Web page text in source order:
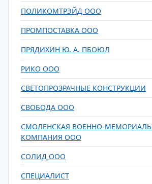
ПОЛИКОМТРЭЙД ООО
ПРОМПОСТАВКА ООО
ПРЯДИХИН Ю. А. ПБОЮЛ
РИКО ООО
СВЕТОПРОЗРАЧНЫЕ КОНСТРУКЦИИ
СВОБОДА ООО
СМОЛЕНСКАЯ ВОЕННО-
КОМПАНИЯ ООО
СОЛИД ООО
СПЕЦИАЛИСТ